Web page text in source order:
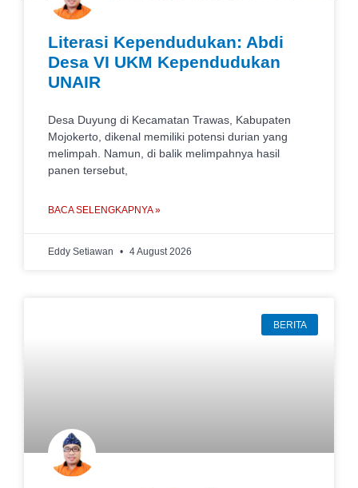
Literasi Kependudukan: Abdi
Desa VI UKM Kependudukan
UNAIR
Desa Duyung di Kecamatan Trawas, Kabupaten
Mojokerto, dikenal memiliki potensi durian yang
melimpah. Namun, di balik melimpahnya hasil
panen tersebut,
BACA SELENGKAPNYA »
Eddy Setiawan 4 August 2026
BERITA